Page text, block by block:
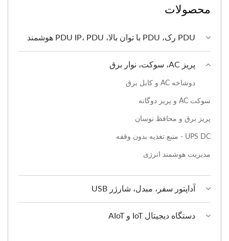
محصولات
PDU رک، PDU با توان بالا، PDU IP، PDU هوشمند
پریز AC، سوکت، نوار برق
دوشاخه AC و کابل برق
سوکت AC و پریز دوگانه
پریز برق و محافظ نوسان
UPS DC - منبع تغذیه بدون وقفه
مدیریت هوشمند انرژی
آداپتور سفر، مبدل، شارژر USB
دستگاه دیجیتال IoT و AIoT